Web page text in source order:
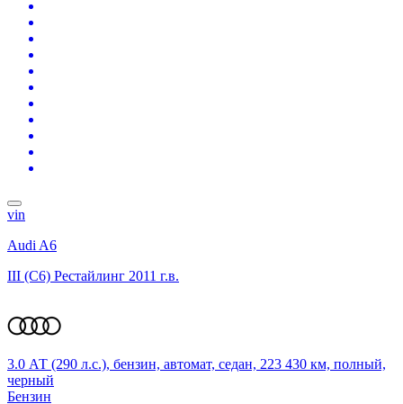
vin
Audi A6
III (C6) Рестайлинг 2011 г.в.
3.0 АТ (290 л.с.), бензин, автомат, седан, 223 430 км, полный,
черный
Бензин